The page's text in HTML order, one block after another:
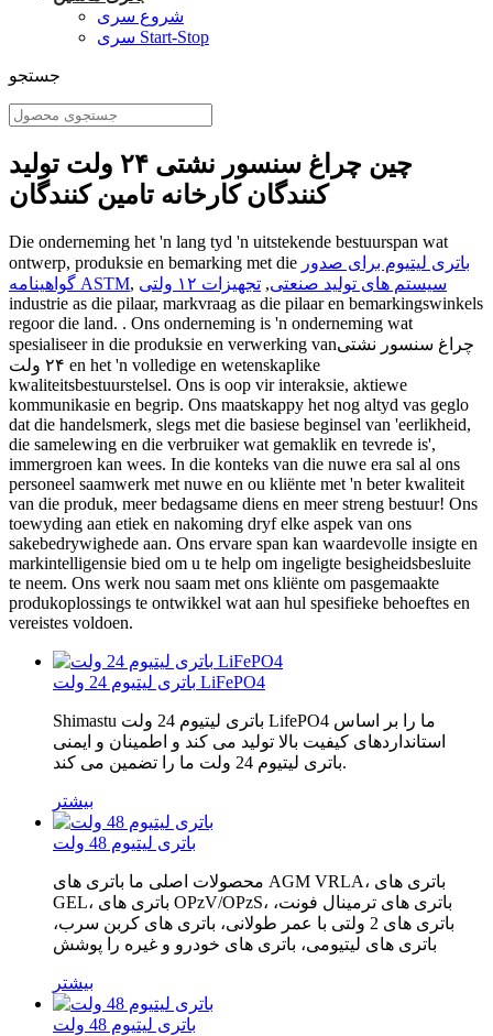
شروع سری
سری Start-Stop
جستجو
چین چراغ سنسور نشتی ۲۴ ولت تولید
کنندگان کارخانه تامین کنندگان
Die onderneming het 'n lang tyd 'n uitstekende bestuurspan wat
ontwerp, produksie en bemarking met die باتری لیتیوم برای صدور
گواهینامه ASTM, سیستم های تولید صنعتی, تجهیزات ۱۲ ولتی
industrie as die pilaar, markvraag as die pilaar en bemarkingswinkels
regoor die land. . Ons onderneming is 'n onderneming wat
spesialiseer in die produksie en verwerking vanچراغ سنسور نشتی
۲۴ ولت en het 'n volledige en wetenskaplike
kwaliteitsbestuurstelsel. Ons is oop vir interaksie, aktiewe
kommunikasie en begrip. Ons maatskappy het nog altyd vas geglo
dat die handelsmerk, slegs met die basiese beginsel van 'eerlikheid,
die samelewing en die verbruiker wat gemaklik en tevrede is',
immergroen kan wees. In die konteks van die nuwe era sal al ons
personeel saamwerk met nuwe en ou kliënte met 'n beter kwaliteit
van die produk, meer bedagsame diens en meer streng bestuur! Ons
toewyding aan etiek en nakoming dryf elke aspek van ons
sakebedrywighede aan. Ons ervare span kan waardevolle insigte en
markintelligensie bied om u te help om ingeligte besigheidsbesluite
te neem. Ons werk nou saam met ons kliënte om pasgemaakte
produkoplossings te ontwikkel wat aan hul spesifieke behoeftes en
vereistes voldoen.
باتری لیتیوم 24 ولت LiFePO4
Shimastu باتری لیتیوم 24 ولت LifePO4 ما را بر اساس
استانداردهای کیفیت بالا تولید می کند و اطمینان و ایمنی
باتری لیتیوم 24 ولت ما را تضمین می کند.
بیشتر
باتری لیتیوم 48 ولت
محصولات اصلی ما باتری های AGM VRLA، باتری های
GEL، باتری های OPzV/OPzS، باتری های ترمینال فونت،
باتری های 2 ولتی با عمر طولانی، باتری های کربن سرب،
باتری های لیتیومی، باتری های خودرو و غیره را پوشش
بیشتر
باتری لیتیوم 48 ولت